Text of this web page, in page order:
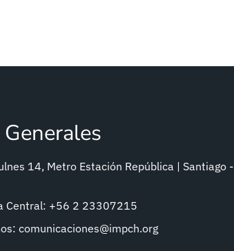
14, Metro Estación República | Santiago -
Central: +56 2 23307215
comunicaciones@impch.org